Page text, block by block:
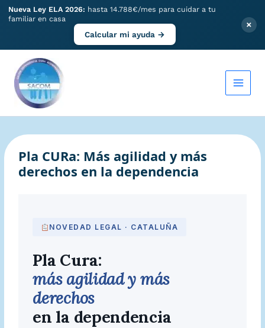
Nueva Ley ELA 2026: hasta 14.788€/mes para cuidar a tu
familiar en casa
Calcular mi ayuda →
×
contenido
Pla CURa: Más agilidad y más
derechos en la dependencia
NOVEDAD LEGAL · CATALUÑA
Pla Cura:
más agilidad y más
derechos
en la dependencia